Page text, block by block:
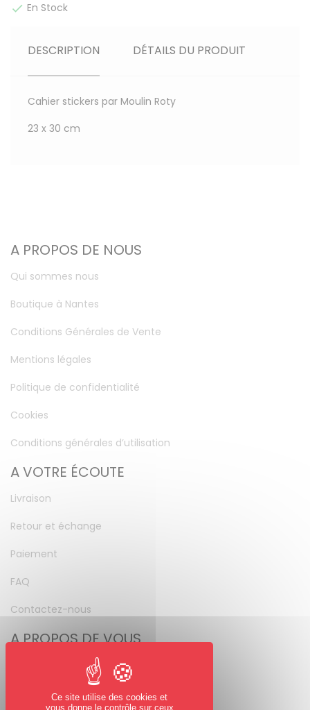
 En Stock
DESCRIPTION DÉTAILS DU PRODUIT
Cahier stickers par Moulin Roty
23 x 30 cm
A PROPOS DE NOUS
Qui sommes nous
Boutique à Nantes
Conditions Générales de Vente
Mentions légales
Politique de confidentialité
Cookies
Conditions générales d’utilisation
A VOTRE ÉCOUTE
Livraison
Retour et échange
Paiement
FAQ
Contactez-nous
A PROPOS DE VOUS
Mot de passe perdu
Ce site utilise des cookies et
vous donne le contrôle sur ceux